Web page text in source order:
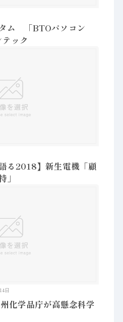
ム 「BTOパソコン
ック
る2018】新生電機「顧
」
日
化学品庁が高懸念科学